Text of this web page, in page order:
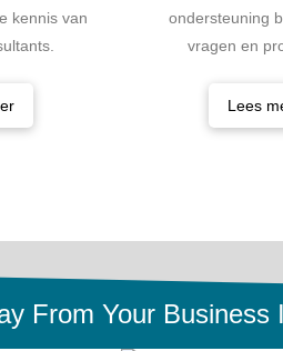
kennis van
ondersteuning
vragen en
Lees
From Your Business